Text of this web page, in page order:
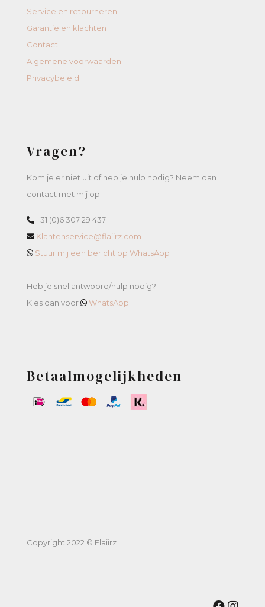
Service en retourneren
Garantie en klachten
Contact
Algemene voorwaarden
Privacybeleid
Vragen?
Kom je er niet uit of heb je hulp nodig? Neem dan
contact met mij op.
+31 (0)6 307 29 437
Klantenservice@flaiirz.com
Stuur mij een bericht op WhatsApp
Heb je snel antwoord/hulp nodig?
Kies dan voor
WhatsApp
Betaalmogelijkheden
Copyright 2022 © Flaiirz